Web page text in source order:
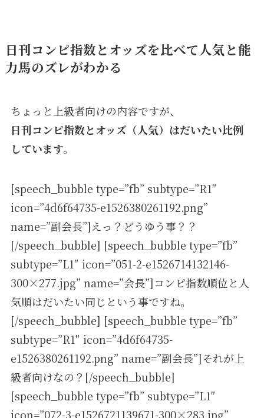
日刊コンピ指数とオッズを比べて人気と能
力馬のズレがわかる
ちょっと上級者向けの内容ですが、
日刊コンピ指数とオッズ（人気）はだいたい比例
しています。
[speech_bubble type=”fb” subtype=”R1″
icon=”4d6f64735-e1526380261192.png”
name=”副会長”]えっ？どうゆう事？？
[/speech_bubble] [speech_bubble type=”fb”
subtype=”L1″ icon=”051-2-e1526714132146-
300×277.jpg” name=”会長”]コンピ指数順位と人
気順はだいたい同じという事ですね。
[/speech_bubble] [speech_bubble type=”fb”
subtype=”R1″ icon=”4d6f64735-
e1526380261192.png” name=”副会長”]それが上
級者向けなの？[/speech_bubble]
[speech_bubble type=”fb” subtype=”L1″
icon=”072-3-e1526721139671-300×283.jpg”